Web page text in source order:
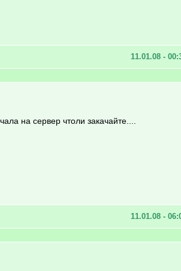
11.01.08 -
на сервер чтоли закачайте....
11.01.08 -